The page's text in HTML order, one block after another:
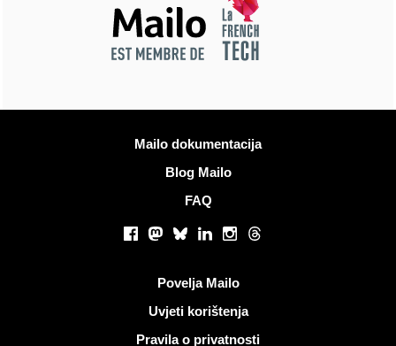
Mailo dokumentacija
Blog Mailo
FAQ
Društvene mreže
Facebook
Mastodon
BlueskyLinkedInInstagram
Threads
Povelja Mailo
Uvjeti korištenja
Pravila o privatnosti